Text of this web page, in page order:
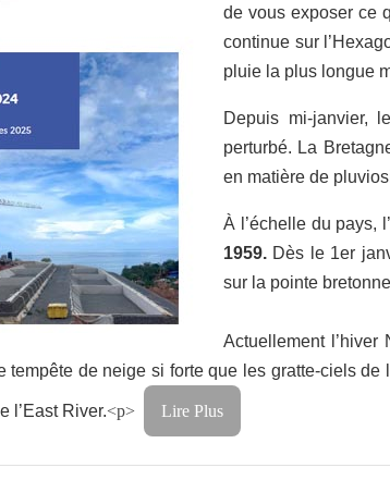
de vous exposer ce
continue sur
pluie la plus longue
Depuis mi-janvier,
perturbé. La
en matière de
À l’échelle du pays,
1959. Dès le 1er
sur la pointe
Actuellement
de neige si forte que les gratte-ciels
l’East River.<p> Lire Plus